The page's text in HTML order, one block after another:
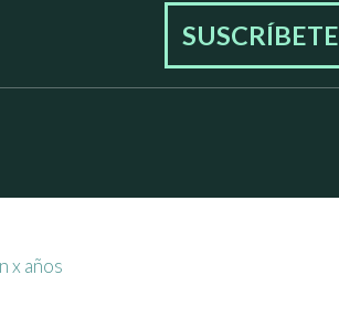
SUSCRÍBETE